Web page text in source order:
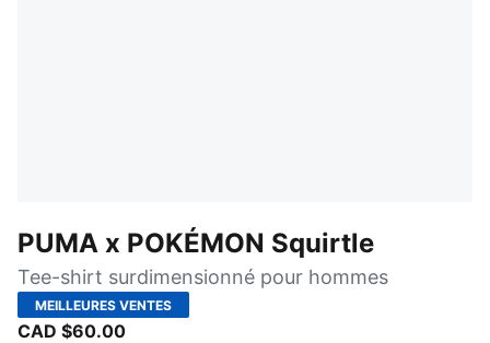
PUMA x POKÉMON Squirtle
Tee-shirt surdimensionné pour hommes
MEILLEURES VENTES
CAD $60.00